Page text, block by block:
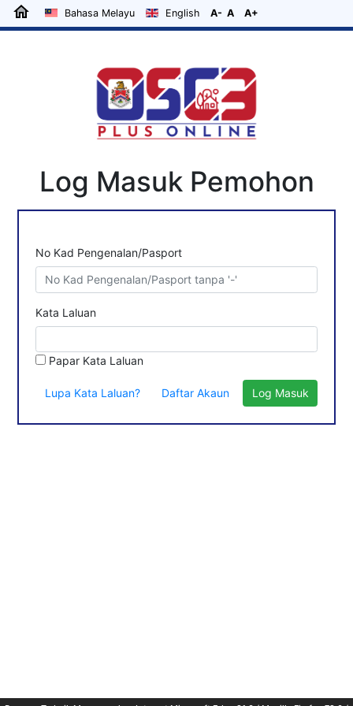
home Bahasa Melayu English A- A A+
Log Masuk Pemohon
No Kad Pengenalan/Pasport
Kata Laluan
Papar Kata Laluan
Lupa Kata Laluan? Daftar Akaun Log Masuk